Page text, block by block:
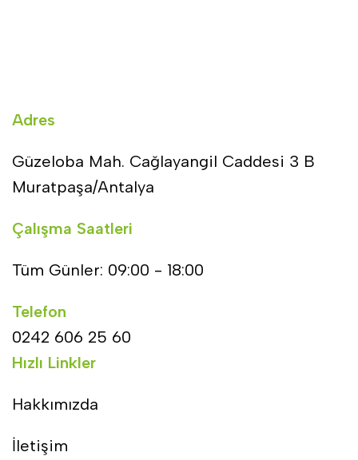
Adres
Güzeloba Mah. Cağlayangil Caddesi 3 B
Muratpaşa/Antalya
Çalışma Saatleri
Tüm Günler: 09:00 - 18:00
Telefon
0242 606 25 60
Hızlı Linkler
Hakkımızda
İletişim